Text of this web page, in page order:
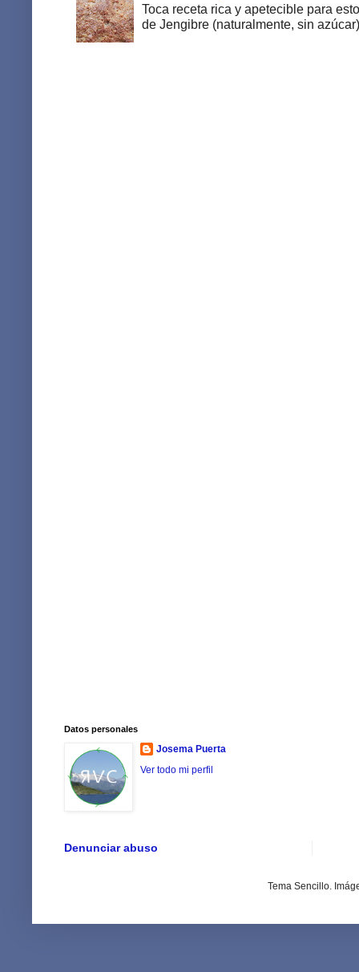
Toca receta rica y apetecible para
de Jengibre (naturalmente, sin
Datos personales
Josema Puerta
Ver todo mi perfil
Denunciar abuso
Tema Sencillo.